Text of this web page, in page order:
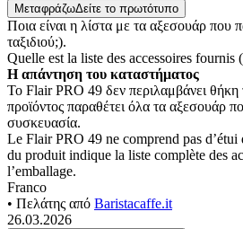
ΜεταφράζωΔείτε το πρωτότυπο
Ποια είναι η λίστα με τα αξεσουάρ που
ταξιδιού;).
Quelle est la liste des accessoires fournis
Η απάντηση του καταστήματος
Το Flair PRO 49 δεν περιλαμβάνει θήκη
προϊόντος παραθέτει όλα τα αξεσουάρ
συσκευασία.
Le Flair PRO 49 ne comprend pas
du produit indique la liste complète des
l’emballage.
Franco
• Πελάτης από Baristacaffe.it
26.03.2026